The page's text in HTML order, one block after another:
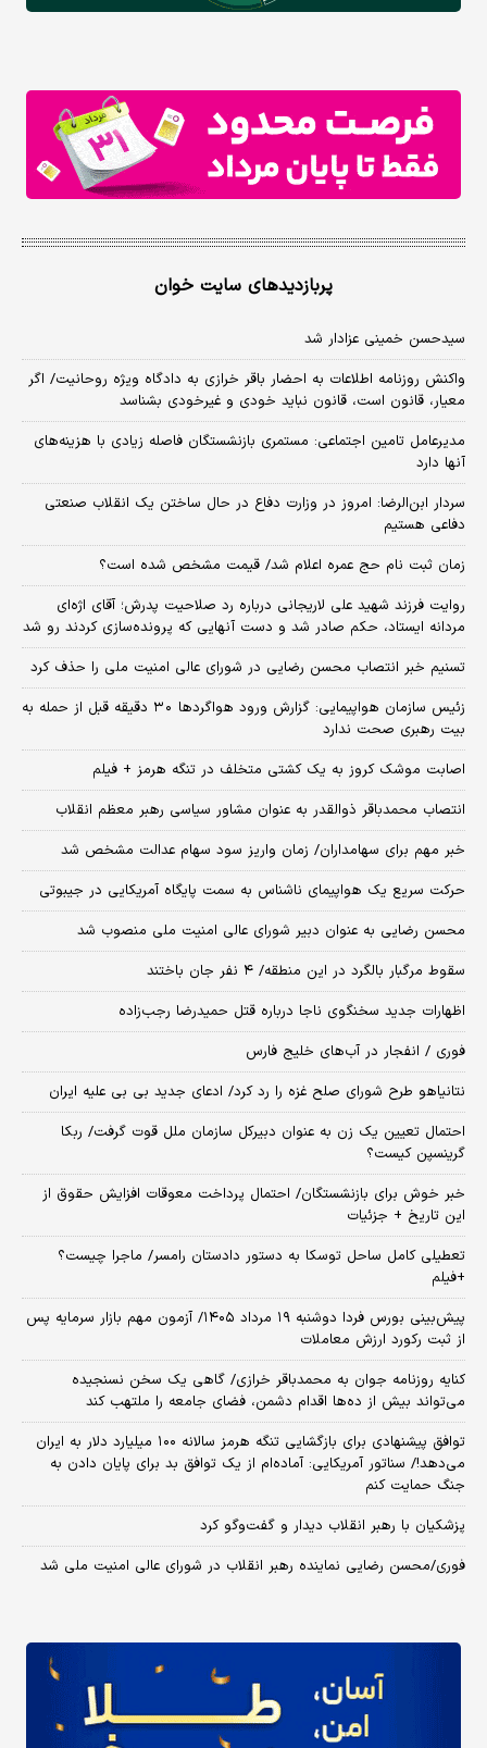
پربازدیدهای سایت خوان
سیدحسن خمینی عزادار شد
واکنش روزنامه اطلاعات به احضار باقر خرازی به دادگاه ویژه روحانیت/ اگر
معیار، قانون است، قانون نباید خودی و غیرخودی بشناسد
مدیرعامل تامین اجتماعی: مستمری بازنشستگان فاصله زیادی با هزینه‌های
آنها دارد
سردار ابن‌الرضا: امروز در وزارت دفاع در حال ساختن یک انقلاب صنعتی
دفاعی هستیم
زمان ثبت‌ نام حج عمره اعلام شد/ قیمت مشخص شده است؟
روایت فرزند شهید علی لاریجانی درباره رد صلاحیت پدرش؛ آقای اژه‌ای
مردانه ایستاد، حکم صادر شد و دست آنهایی که پرونده‌سازی کردند رو شد
تسنیم خبر انتصاب محسن رضایی در شورای عالی امنیت ملی را حذف کرد
زئیس سازمان هواپیمایی: گزارش ورود هواگردها ٣٠ دقیقه قبل از حمله به
بیت رهبری صحت ندارد
اصابت موشک کروز به یک کشتی متخلف در تنگه هرمز + فیلم
انتصاب محمدباقر ذوالقدر به عنوان مشاور سیاسی رهبر معظم انقلاب
خبر مهم برای سهامداران/ زمان واریز سود سهام عدالت مشخص شد
حرکت سریع یک هواپیمای ناشناس به سمت پایگاه آمریکایی در جیبوتی
محسن رضایی به عنوان دبیر شورای عالی امنیت ملی منصوب شد
سقوط مرگبار بالگرد در این منطقه/ ۴ نفر جان باختند
اظهارات جدید سخنگوی ناجا درباره قتل حمیدرضا رجب‌زاده
فوری / انفجار در آب‌های خلیج فارس
نتانیاهو طرح شورای صلح غزه را رد کرد/ ادعای جدید بی بی علیه ایران
احتمال تعیین یک زن به عنوان دبیرکل سازمان ملل قوت گرفت/ ربکا
گرینسپن کیست؟
خبر خوش برای بازنشستگان/ احتمال پرداخت معوقات افزایش حقوق از
این تاریخ + جزئیات
تعطیلی کامل ساحل توسکا به دستور دادستان رامسر/ ماجرا چیست؟
+فیلم
​پیش‌بینی بورس فردا دوشنبه ۱۹ مرداد ۱۴۰۵/ آزمون مهم بازار سرمایه پس
از ثبت رکورد ارزش معاملات
کنایه روزنامه جوان به محمدباقر خرازی/ گاهی یک سخن نسنجیده
می‌تواند بیش از ده‌ها اقدام دشمن، فضای جامعه را ملتهب کند
توافق پیشنهادی برای بازگشایی تنگه هرمز سالانه ۱۰۰ میلیارد دلار به ایران
می‌دهد!/ سناتور آمریکایی: آماده‌ام از یک توافق بد برای پایان دادن به
جنگ حمایت کنم
پزشکیان با رهبر انقلاب دیدار و گفت‌وگو کرد
فوری/محسن رضایی نماینده رهبر انقلاب در شورای عالی امنیت ملی شد